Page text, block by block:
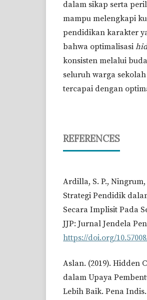
dalam sikap serta
mampu melengkapi
pendidikan karakter
bahwa optimalisasi
konsisten melalui
seluruh warga
tercapai dengan
REFERENCES
Ardilla, S. P., Ningrum,
Strategi Pendidik
Secara Implisit Pada
JJP: Jurnal Jendela
https://doi.org/
Aslan. (2019). Hidden
dalam Upaya
Lebih Baik. Pena Indis.